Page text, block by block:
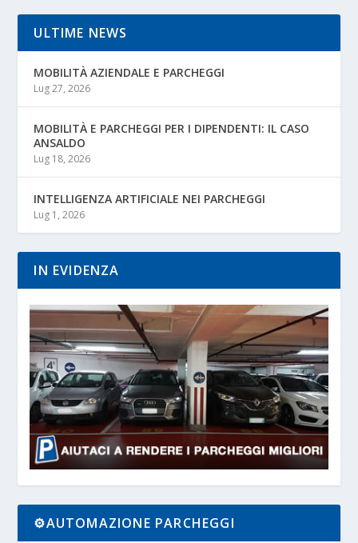
ULTIME NEWS
MOBILITÀ AZIENDALE E PARCHEGGI
Lug 27, 2026
MOBILITÀ E PARCHEGGI PER I DIPENDENTI: IL CASO
ANSALDO
Lug 18, 2026
INTELLIGENZA ARTIFICIALE NEI PARCHEGGI
Lug 1, 2026
IN EVIDENZA
⚙️AUTOMAZIONE PARCHEGGI